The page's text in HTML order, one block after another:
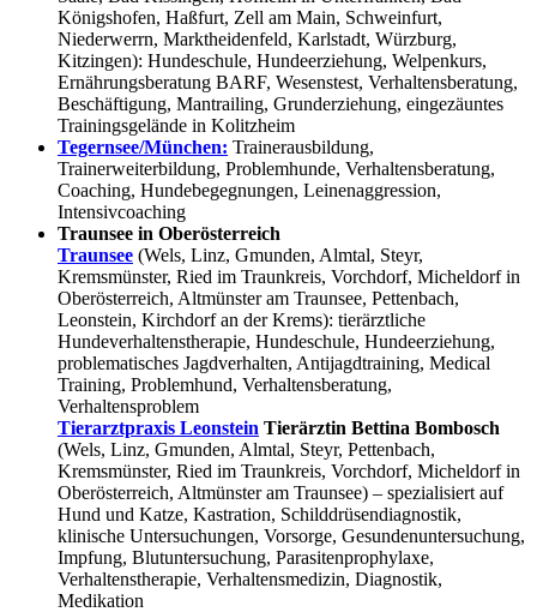
Königshofen, Haßfurt, Zell am Main, Schweinfurt,
Niederwerrn, Marktheidenfeld, Karlstadt, Würzburg,
Kitzingen): Hundeschule, Hundeerziehung, Welpenkurs,
Ernährungsberatung BARF, Wesenstest, Verhaltensberatung,
Beschäftigung, Mantrailing, Grunderziehung, eingezäuntes
Trainingsgelände in Kolitzheim
Tegernsee/München: Trainerausbildung,
Trainerweiterbildung, Problemhunde, Verhaltensberatung,
Coaching, Hundebegegnungen, Leinenaggression,
Intensivcoaching
Traunsee in Oberösterreich
Traunsee (Wels, Linz, Gmunden, Almtal, Steyr,
Kremsmünster, Ried im Traunkreis, Vorchdorf, Micheldorf in
Oberösterreich, Altmünster am Traunsee, Pettenbach,
Leonstein, Kirchdorf an der Krems): tierärztliche
Hundeverhaltenstherapie, Hundeschule, Hundeerziehung,
problematisches Jagdverhalten, Antijagdtraining, Medical
Training, Problemhund, Verhaltensberatung,
Verhaltensproblem
Tierarztpraxis Leonstein Tierärztin Bettina Bombosch
(Wels, Linz, Gmunden, Almtal, Steyr, Pettenbach,
Kremsmünster, Ried im Traunkreis, Vorchdorf, Micheldorf in
Oberösterreich, Altmünster am Traunsee) – spezialisiert auf
Hund und Katze, Kastration, Schilddrüsendiagnostik,
klinische Untersuchungen, Vorsorge, Gesundenuntersuchung,
Impfung, Blutuntersuchung, Parasitenprophylaxe,
Verhaltenstherapie, Verhaltensmedizin, Diagnostik,
Medikation